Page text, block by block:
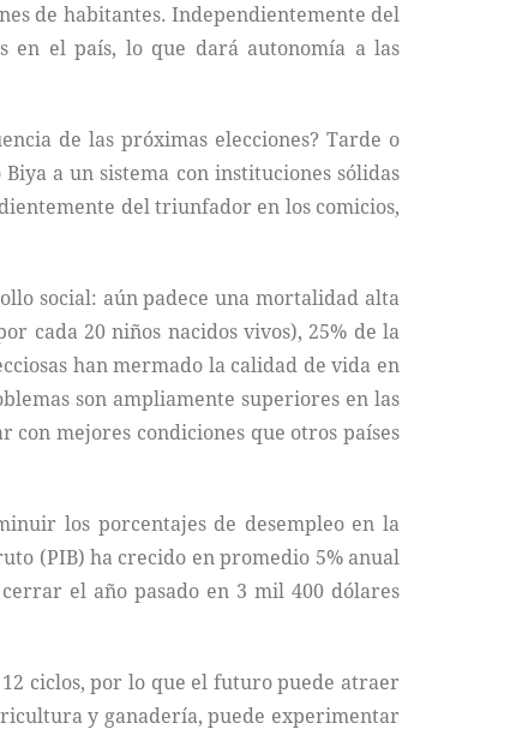
de habitantes. Independientemente del
en el país, lo que dará autonomía a las
de las próximas elecciones? Tarde o
a un sistema con instituciones sólidas
del triunfador en los comicios,
social: aún padece una mortalidad alta
cada 20 niños nacidos vivos), 25% de la
han mermado la calidad de vida en
son ampliamente superiores en las
con mejores condiciones que otros países
los porcentajes de desempleo en la
(PIB) ha crecido en promedio 5% anual
el año pasado en 3 mil 400 dólares
12 ciclos, por lo que el futuro puede atraer
y ganadería, puede experimentar